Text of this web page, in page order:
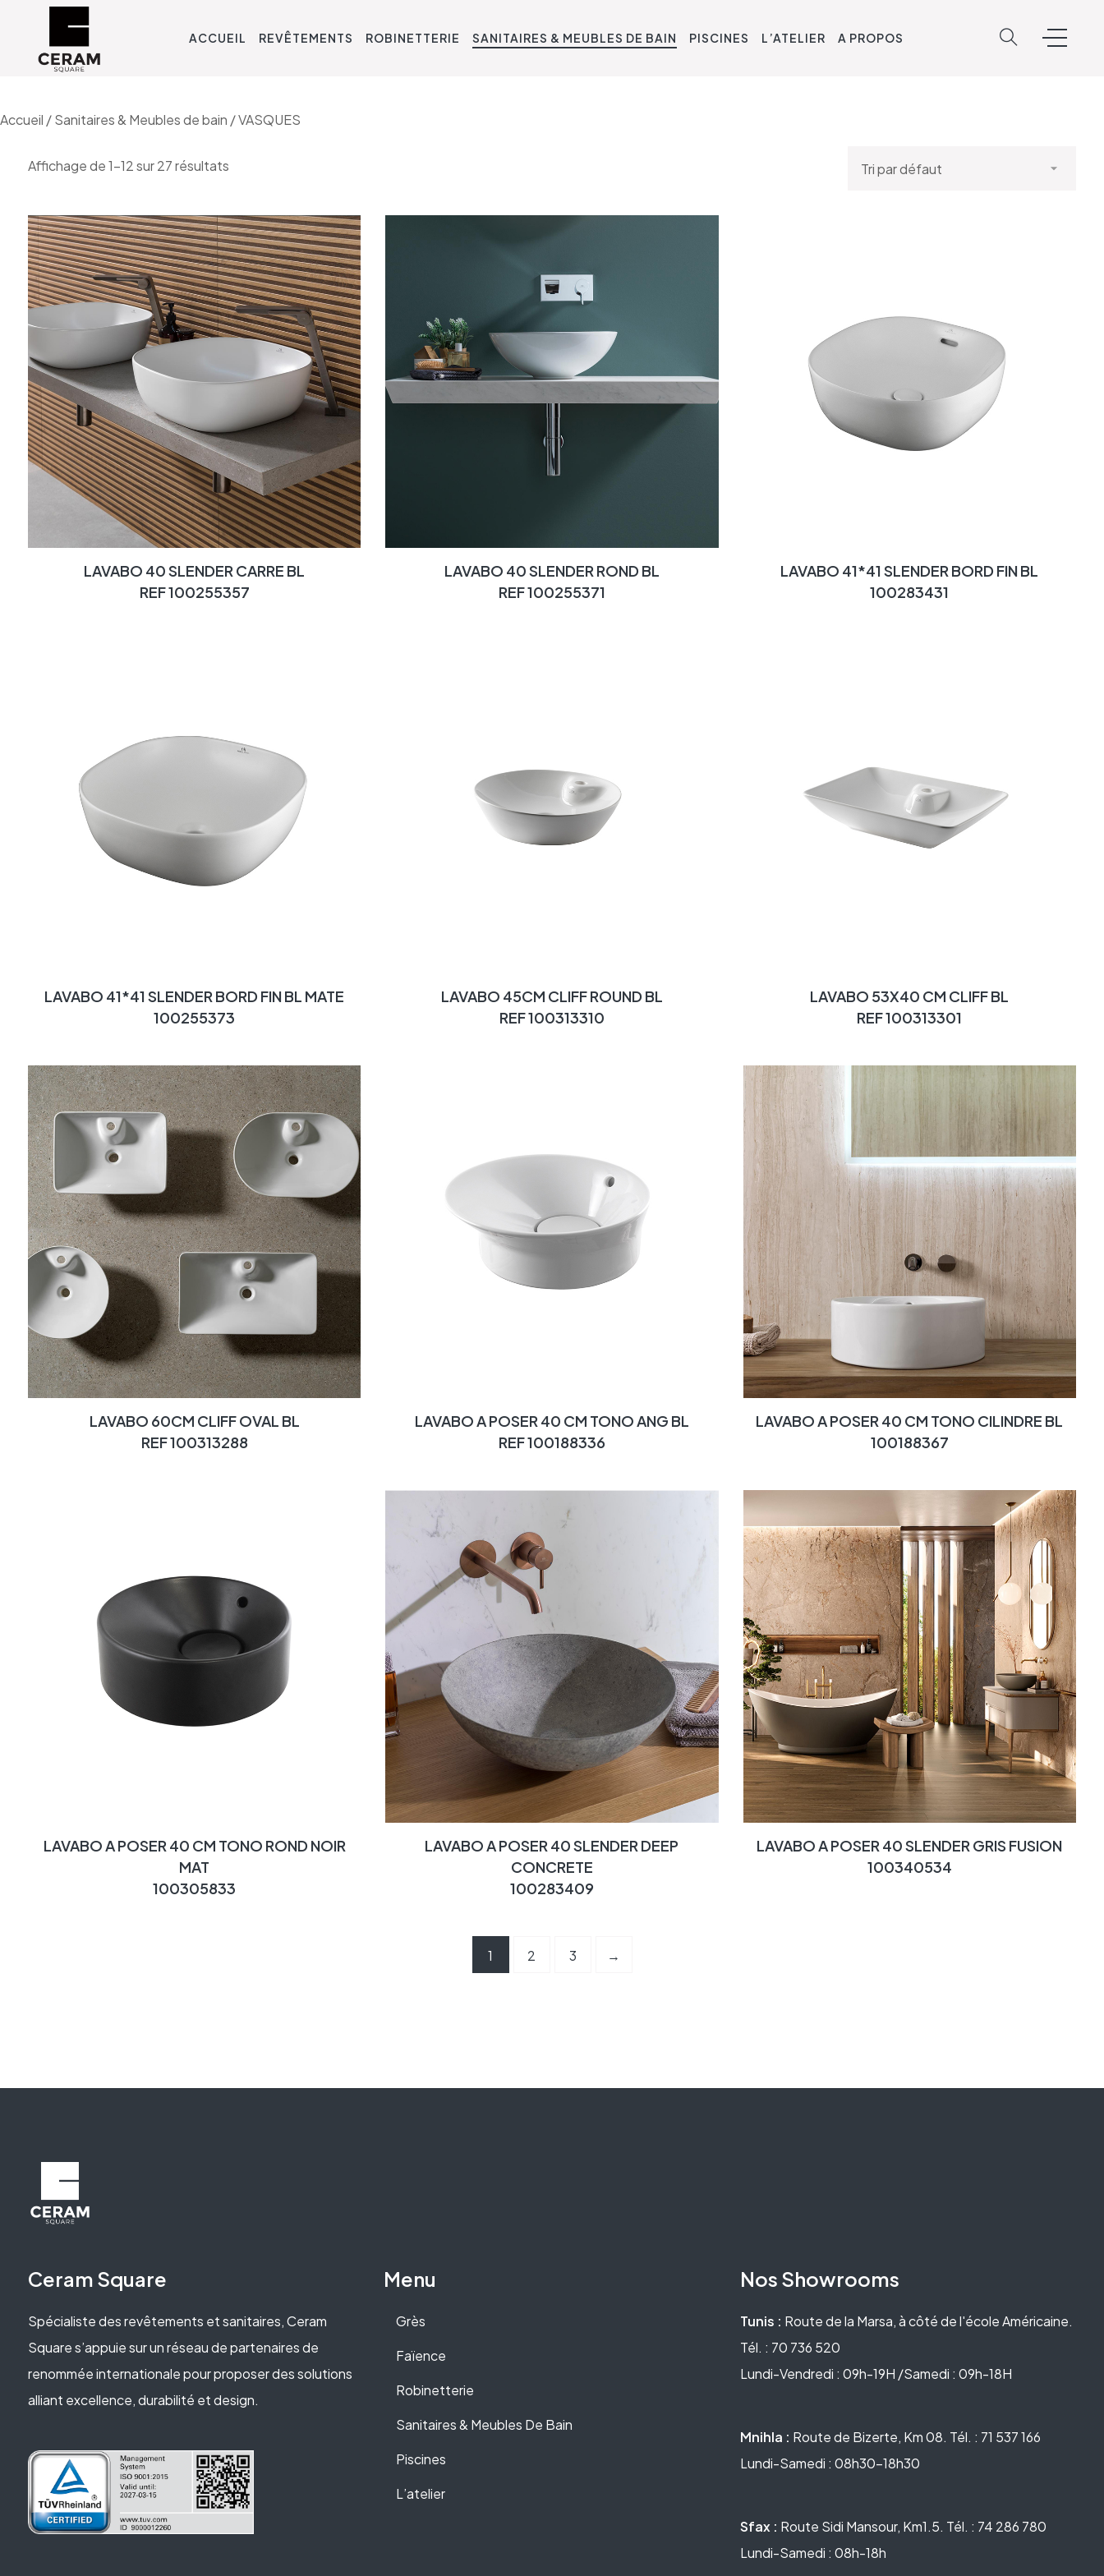
ACCUEIL REVÊTEMENTS ROBINETTERIE SANITAIRES & MEUBLES DE BAIN PISCINES L’ATELIER A PROPOS
Accueil /Sanitaires & Meubles de bain / VASQUES
Affichage de 1–12 sur 27 résultats
LAVABO 40 SLENDER CARRE BL
REF 100255357
LAVABO 40 SLENDER ROND BL
REF 100255371
LAVABO 41*41 SLENDER BORD FIN BL
100283431
LAVABO 41*41 SLENDER BORD FIN BL MATE
100255373
LAVABO 45CM CLIFF ROUND BL
REF 100313310
LAVABO 53X40 CM CLIFF BL
REF 100313301
LAVABO 60CM CLIFF OVAL BL
REF 100313288
LAVABO A POSER 40 CM TONO ANG BL
REF 100188336
LAVABO A POSER 40 CM TONO CILINDRE BL
100188367
LAVABO A POSER 40 CM TONO ROND NOIR
MAT
100305833
LAVABO A POSER 40 SLENDER DEEP
CONCRETE
100283409
LAVABO A POSER 40 SLENDER GRIS FUSION
100340534
1 2 3 →
Ceram Square
Spécialiste des revêtements et sanitaires, Ceram
Square s’appuie sur un réseau de partenaires de
renommée internationale pour proposer des solutions
alliant excellence, durabilité et design.
Menu
Grès
Faïence
Robinetterie
Sanitaires & Meubles De Bain
Piscines
L’atelier
Nos Showrooms
Tunis : Route de la Marsa, à côté de l'école Américaine.
Tél. : 70 736 520
Lundi-Vendredi : 09h-19H /Samedi : 09h-18H
Mnihla : Route de Bizerte, Km 08. Tél. : 71 537 166
Lundi-Samedi : 08h30-18h30
Sfax : Route Sidi Mansour, Km1.5. Tél. : 74 286 780
Lundi-Samedi : 08h-18h